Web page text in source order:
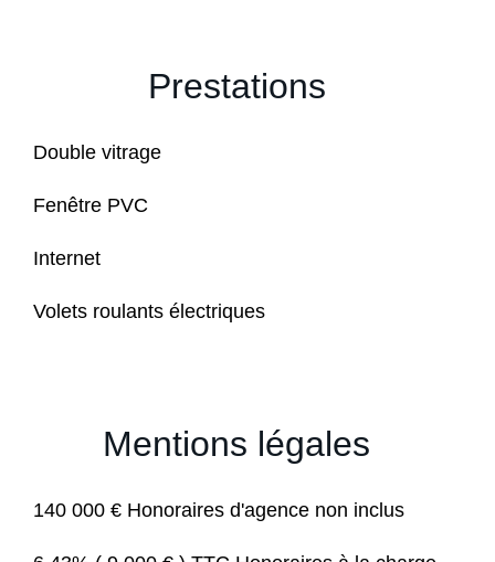
Prestations
Double vitrage
Fenêtre PVC
Internet
Volets roulants électriques
Mentions légales
140 000 € Honoraires d'agence non inclus